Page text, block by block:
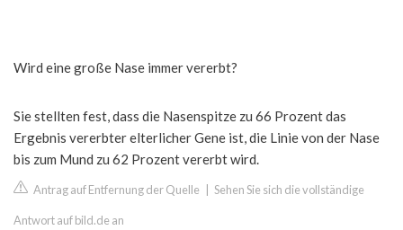
Wird eine große Nase immer vererbt?
Sie stellten fest, dass die Nasenspitze zu 66 Prozent das
Ergebnis vererbter elterlicher Gene ist, die Linie von der Nase
bis zum Mund zu 62 Prozent vererbt wird.
Antrag auf Entfernung der Quelle Sehen Sie sich die vollständige
Antwort auf bild.de an